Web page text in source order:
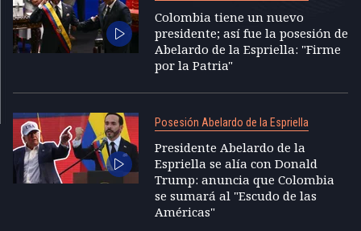
Colombia tiene un nuevo
presidente; así fue la posesión de
Abelardo de la Espriella: "Firme
por la Patria"
Posesión Abelardo de la Espriella
Presidente Abelardo de la
Espriella se alía con Donald
Trump: anuncia que Colombia
se sumará al "Escudo de las
Américas"